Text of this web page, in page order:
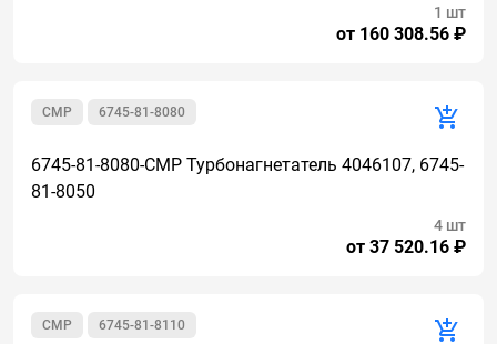
от 160 308.56 ₽
1 шт
6745-81-8080
CMP
6745-81-8080-CMP Турбонагнетатель 4046107, 6745-
81-8050
от 37 520.16 ₽
4 шт
6745-81-8110
CMP